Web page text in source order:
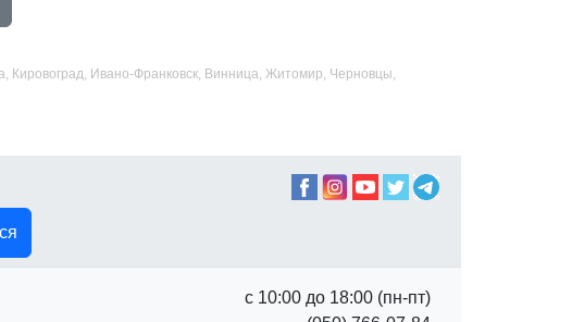
Кировоград, Ивано-Франковск, Винница, Житомир, Черновцы,
с 10:00 до 18:00 (пн-пт)